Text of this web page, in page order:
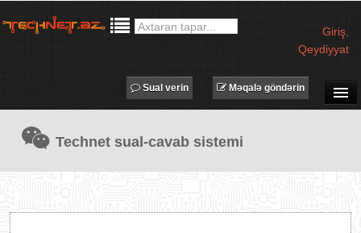
Giriş
Qeydiyyat
TECHNET TV
MƏQALƏLƏR
Məqalə göndərin
Sual verin
Technet sual-cavab sistemi